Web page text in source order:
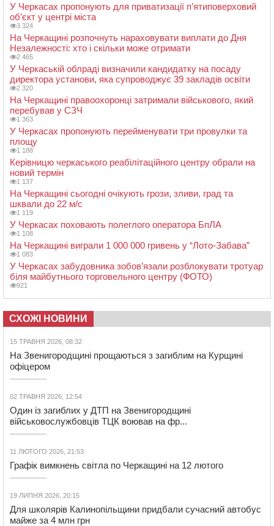
У Черкасах пропонують для приватизації п’ятиповерховий
об’єкт у центрі міста
3 324
На Черкащині розпочнуть нараховувати виплати до Дня
Незалежності: хто і скільки може отримати
2 465
У Черкаській облраді визначили кандидатку на посаду
директора установи, яка супроводжує 39 закладів освіти
2 320
На Черкащині правоохоронці затримали військового, який
перебував у СЗЧ
1 363
У Черкасах пропонують перейменувати три провулки та
площу
1 188
Керівницю черкаського реабілітаційного центру обрали на
новий термін
1 137
На Черкащині сьогодні очікують грози, зливи, град та
шквали до 22 м/с
1 119
У Черкасах поховають полеглого оператора БпЛА
1 108
На Черкащині виграли 1 000 000 гривень у “Лото-Забава”
1 083
У Черкасах забудовника зобов’язали розблокувати тротуар
біля майбутнього торговельного центру (ФОТО)
921
СХОЖІ НОВИНИ
15 ТРАВНЯ 2026, 08:32
На Звенигородщині прощаються з загиблим на Курщині
офіцером
02 ТРАВНЯ 2026, 12:54
Один із загиблих у ДТП на Звенигородщині
військовослужбовців ТЦК воював на фр...
11 ЛЮТОГО 2026, 21:53
Графік вимкнень світла по Черкащині на 12 лютого
19 ЛИПНЯ 2026, 20:15
Для школярів Калинопільщини придбали сучасний автобус
майже за 4 млн грн